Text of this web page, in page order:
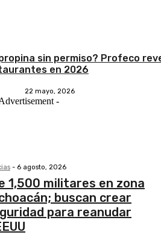
sin permiso? Profeco
en 2026
22 mayo, 2026
-
- 6 agosto, 2026
1,500 militares en zona
buscan crear
para reanudar